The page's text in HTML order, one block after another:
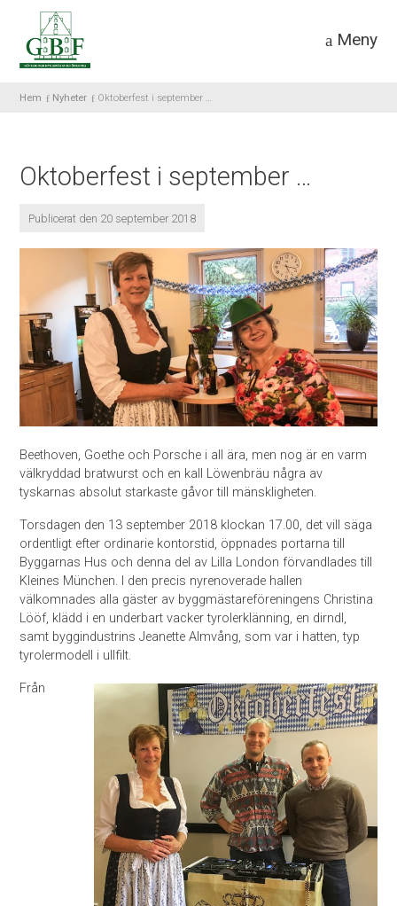
Meny
Hem Nyheter Oktoberfest i september …
Oktoberfest i september …
Publicerat den 20 september 2018
Beethoven, Goethe och Porsche i all ära, men nog är en varm
välkryddad bratwurst och en kall Löwenbräu några av
tyskarnas absolut starkaste gåvor till mänskligheten.
Torsdagen den 13 september 2018 klockan 17.00, det vill säga
ordentligt efter ordinarie kontorstid, öppnades portarna till
Byggarnas Hus och denna del av Lilla London förvandlades till
Kleines München. I den precis nyrenoverade hallen
välkomnades alla gäster av byggmästareföreningens Christina
Lööf, klädd i en underbart vacker tyrolerklänning, en dirndl,
samt byggindustrins Jeanette Almvång, som var i hatten, typ
tyrolermodell i ullfilt.
Från